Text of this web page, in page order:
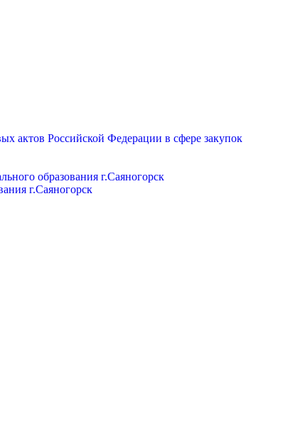
актов Российской Федерации в сфере закупок
образования г.Саяногорск
г.Саяногорск